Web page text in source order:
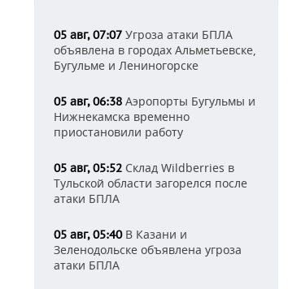
05 авг, 07:07 Угроза атаки БПЛА
объявлена в городах Альметьевске,
Бугульме и Лениногорске
05 авг, 06:38 Аэропорты Бугульмы и
Нижнекамска временно
приостановили работу
05 авг, 05:52 Склад Wildberries в
Тульской области загорелся после
атаки БПЛА
05 авг, 05:40В Казани и
Зеленодольске объявлена угроза
атаки БПЛА